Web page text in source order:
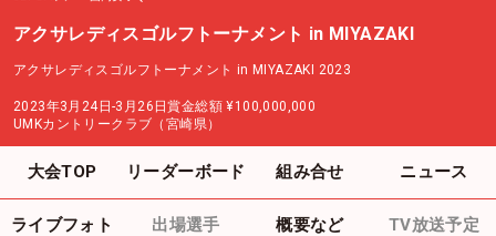
アクサレディスゴルフトーナメント in MIYAZAKI
アクサレディスゴルフトーナメント in MIYAZAKI 2023
2023年3月24日-3月26日賞金総額 ¥100,000,000
UMKカントリークラブ（宮崎県）
大会TOP リーダーボード 組み合せ ニュース
ライブフォト 出場選手 概要など TV放送予定